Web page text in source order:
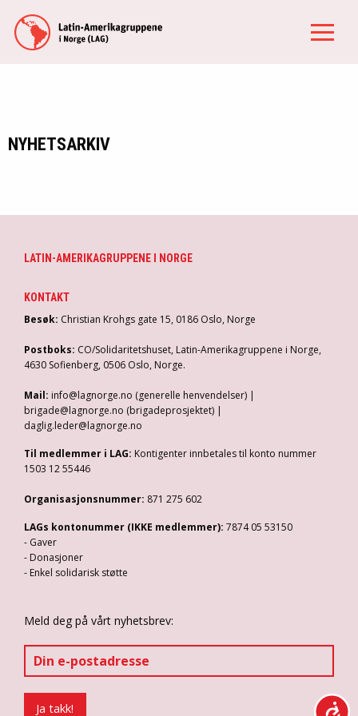
NYHETSARKIV
LATIN-AMERIKAGRUPPENE I NORGE
KONTAKT
Besøk: Christian Krohgs gate 15, 0186 Oslo, Norge
Postboks: CO/Solidaritetshuset, Latin-Amerikagruppene i Norge,
4630 Sofienberg, 0506 Oslo, Norge.
Mail: info@lagnorge.no (generelle henvendelser) |
brigade@lagnorge.no (brigadeprosjektet) |
daglig.leder@lagnorge.no
Til medlemmer i LAG: Kontigenter innbetales til konto nummer
1503 12 55446
Organisasjonsnummer: 871 275 602
LAGs kontonummer (IKKE medlemmer): 7874 05 53150
- Gaver
- Donasjoner
- Enkel solidarisk støtte
Meld deg på vårt nyhetsbrev: